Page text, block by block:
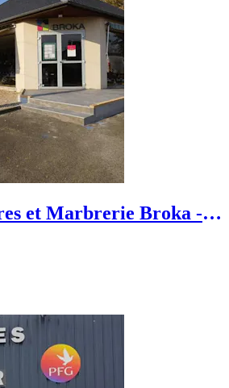
et Marbrerie Broka -